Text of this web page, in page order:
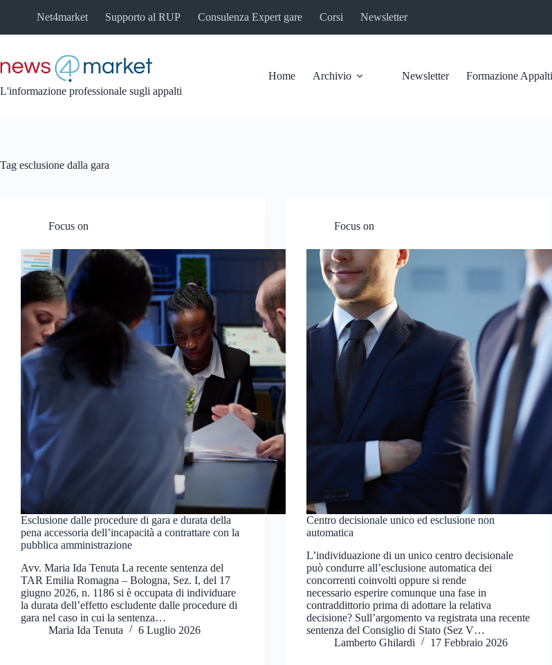
Net4market Supporto al RUP Consulenza Expert gare Corsi Newsletter
L'informazione professionale sugli appalti
Home Archivio Newsletter Formazione Appalti
Tag esclusione dalla gara
Focus on
Esclusione dalle procedure di gara e durata della
pena accessoria dell’incapacità a contrattare con la
pubblica amministrazione
Avv. Maria Ida Tenuta La recente sentenza del
TAR Emilia Romagna – Bologna, Sez. I, del 17
giugno 2026, n. 1186 si è occupata di individuare
la durata dell’effetto escludente dalle procedure di
gara nel caso in cui la sentenza…
Maria Ida Tenuta
6 Luglio 2026
Focus on
Centro decisionale unico ed esclusione non
automatica
L’individuazione di un unico centro decisionale
può condurre all’esclusione automatica dei
concorrenti coinvolti oppure si rende
necessario esperire comunque una fase in
contraddittorio prima di adottare la relativa
decisione? Sull’argomento va registrata una recente
sentenza del Consiglio di Stato (Sez V…
Lamberto Ghilardi
17 Febbraio 2026